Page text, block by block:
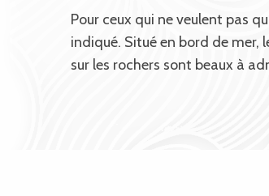
Pour ceux qui ne veulent pas
indiqué. Situé en bord de mer,
sur les rochers sont beaux à